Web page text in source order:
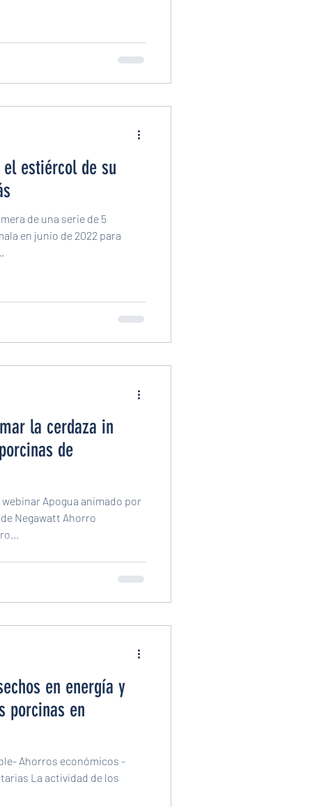
estiércol de su
de una serie de 5
en junio de 2022 para
la cerdaza in
de
Apogua animado por
Negawatt Ahorro
en energía y
porcinas en
Ahorros económicos -
La actividad de los